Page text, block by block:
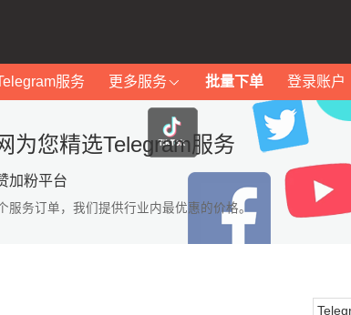
服务 更多服务 批量下单 登录账户
为您精选Telegram服务
加粉平台
务订单，我们提供行业内最优惠的价格。